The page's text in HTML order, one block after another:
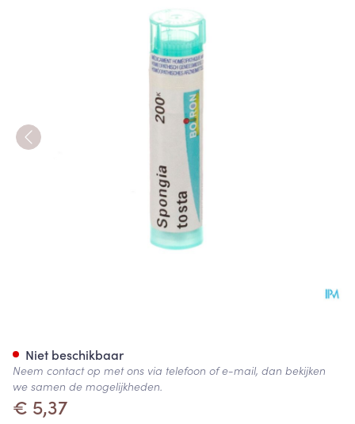
€ 5,37
Niet beschikbaar
Neem contact op met ons via telefoon of e-mail, dan bekijken
we samen de mogelijkheden.